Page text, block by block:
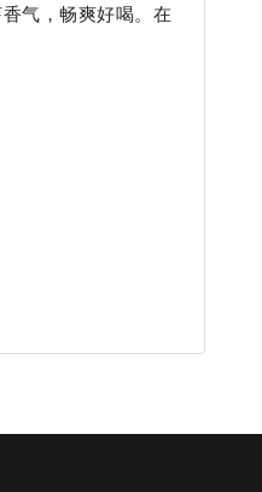
气，畅爽好喝。在